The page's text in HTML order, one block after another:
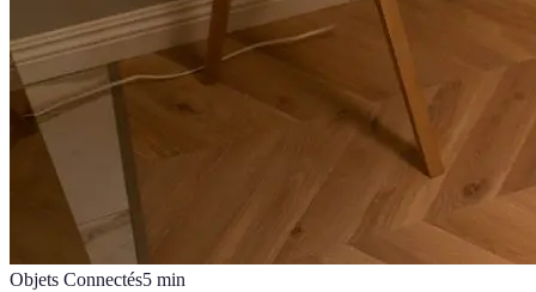
Objets Connectés5 min